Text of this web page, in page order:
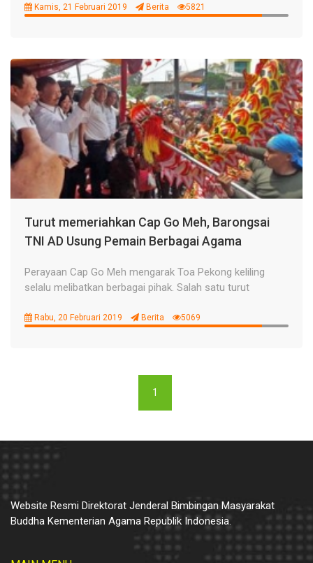
Kamis, 21 Februari 2019 Berita 5821
Turut memeriahkan Cap Go Meh, Barongsai
TNI AD Usung Pemain Berbagai Agama
Perayaan Cap Go Meh mengarak Toa Pekong keliling
selalu melibatkan berbagai pihak. Salah satu turut
Rabu, 20 Februari 2019 Berita 5069
1
Website Resmi Direktorat Jenderal Bimbingan Masyarakat
Buddha Kementerian Agama Republik Indonesia.